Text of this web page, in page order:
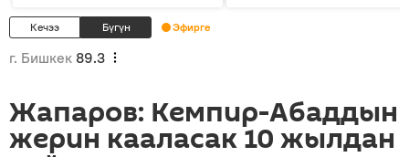
Кечээ Бүгүн Эфирге
г. Бишкек 89.3
Жапаров: Кемпир-Абаддын
жерин кааласак 10 жылдан